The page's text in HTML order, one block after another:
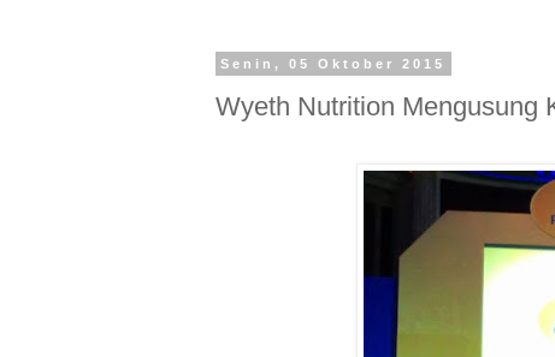
Senin, 05 Oktober 2015
Wyeth Nutrition Mengusung